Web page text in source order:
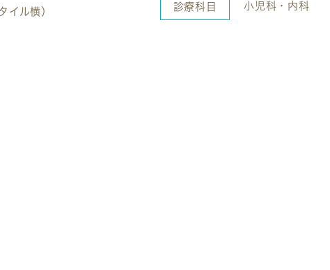
イル横）
診療科目 小児科・内科